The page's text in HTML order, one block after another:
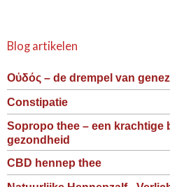
Blog artikelen
Οὐδός – de drempel van
Constipatie
Sopropo thee – een krachtige
gezondheid
CBD hennep thee